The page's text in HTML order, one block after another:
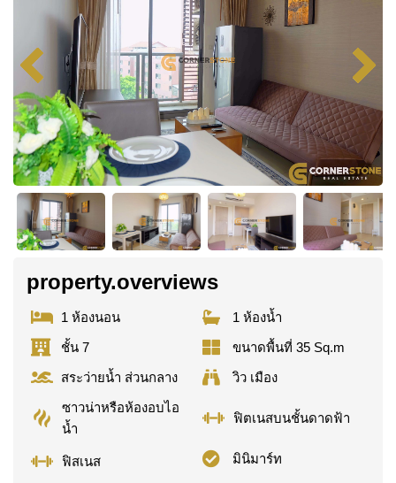
property.overviews
1 ห้องนอน
1 ห้องน้ำ
ชั้น 7
ขนาดพื้นที่ 35 Sq.m
สระว่ายน้ำ ส่วนกลาง
วิว เมือง
ซาวน่าหรือห้องอบไอ
น้ำ
ฟิตเนสบนชั้นดาดฟ้า
ฟิสเนส มินิมาร์ท